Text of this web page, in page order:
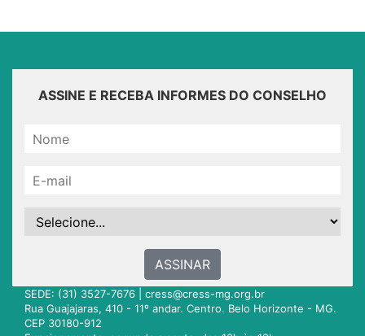
ASSINE E RECEBA INFORMES DO CONSELHO
ASSINAR
SEDE: (31) 3527-7676 | cress@cress-mg.org.br
Rua Guajajaras, 410 - 11º andar. Centro. Belo Horizonte - MG.
CEP 30180-912